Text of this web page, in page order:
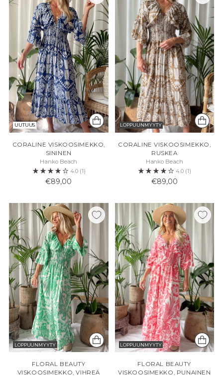
UUTUUS
CORALINE VISKOOSIMEKKO,
SININEN
Hanko Beach
4.0 (1)
€89,00
LOPPUUNMYYTY
CORALINE VISKOOSIMEKKO,
RUSKEA
Hanko Beach
4.0 (1)
€89,00
LOPPUUNMYYTY
FLORAL BEAUTY
VISKOOSIMEKKO, VIHREÄ
LOPPUUNMYYTY
FLORAL BEAUTY
VISKOOSIMEKKO, PUNAINEN